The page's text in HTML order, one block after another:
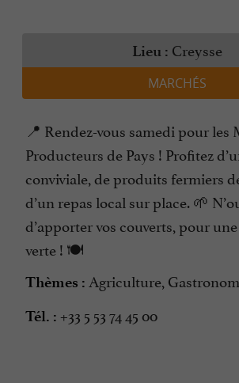
Lieu : Creysse
MARCHÉS
📍 Rendez-vous samedi pour les
Producteurs de Pays ! Profitez
conviviale, de produits fermiers
d’un repas local sur place. 🌱
d’apporter vos couverts, pour
verte ! 🍽️
Thèmes : Agriculture,
Tél. : +33 5 53 74 45 00